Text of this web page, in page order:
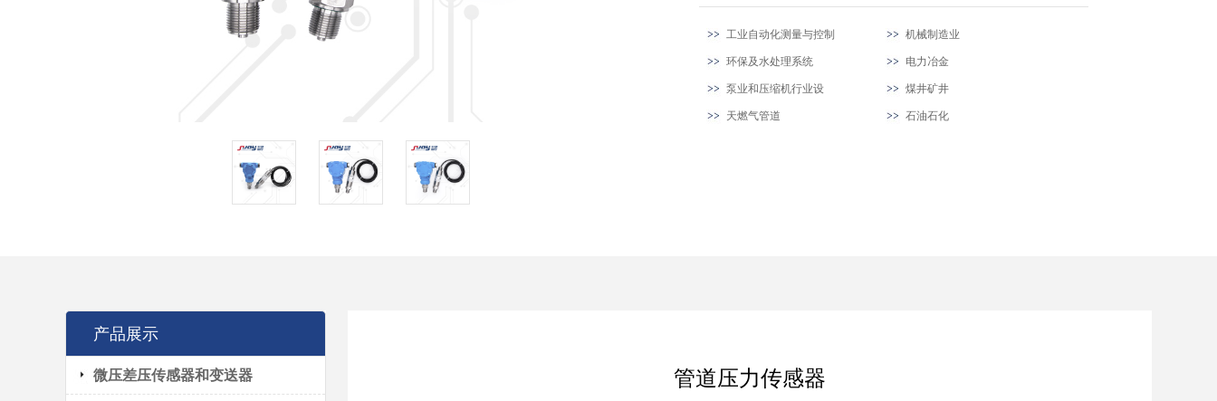
工业自动化测量与控制 机械制造业
环保及水处理系统 电力冶金
泵业和压缩机行业设 煤井矿井
天燃气管道 石油石化
管道压力传感器
产品展示
微压差压传感器和变送器